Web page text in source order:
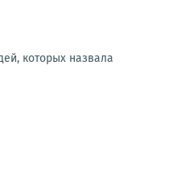
которых назвала